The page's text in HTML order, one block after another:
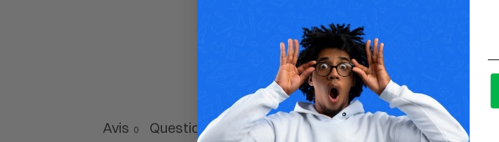
2
1
Avis 0 Questions